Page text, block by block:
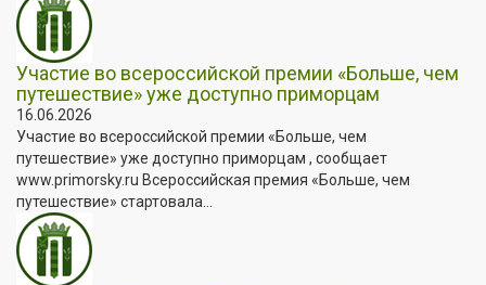
Участие во всероссийской премии «Больше, чем
путешествие» уже доступно приморцам
16.06.2026
Участие во всероссийской премии «Больше, чем
путешествие» уже доступно приморцам , сообщает
www.primorsky.ru Всероссийская премия «Больше, чем
путешествие» стартовала...